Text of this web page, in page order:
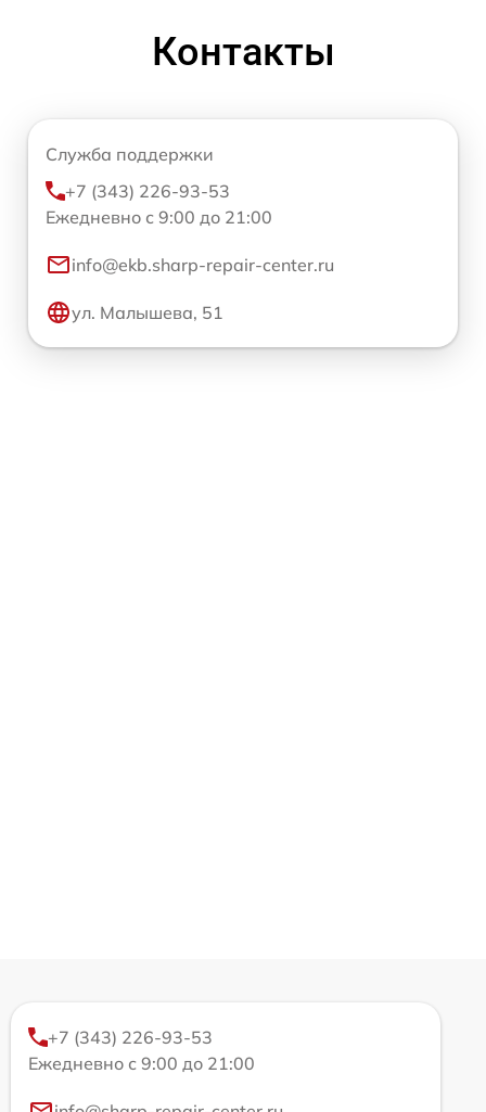
Контакты
Служба поддержки
+7 (343) 226-93-53
Ежедневно с 9:00 до 21:00
info@ekb.sharp-repair-center.ru
ул. Малышева, 51
+7 (343) 226-93-53
Ежедневно с 9:00 до 21:00